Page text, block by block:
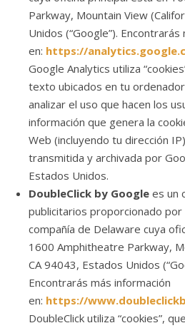
Parkway, Mountain View
Unidos (“Google”).
en: https://
Google Analytics utiliza
texto ubicados en tu
analizar el uso que hacen los
información que genera la
Web (incluyendo tu dirección
transmitida y archivada por
Estados Unidos.
DoubleClick by Google es un
publicitarios proporcionado por
compañía de Delaware cuya
1600 Amphitheatre Parkway,
CA 94043, Estados Unidos
Encontrarás más información
en: https://
DoubleClick utiliza “cookies”,